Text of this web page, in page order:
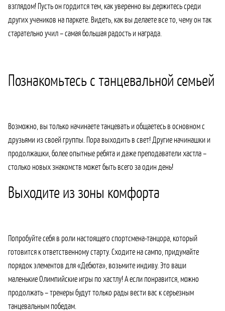
взглядом! Пусть он гордится тем, как уверенно вы держитесь среди
других учеников на паркете. Видеть, как вы делаете все то, чему он так
старательно учил – самая большая радость и награда.
Познакомьтесь с танцевальной семьей
Возможно, вы только начинаете танцевать и общаетесь в основном с
друзьями из своей группы. Пора выходить в свет! Другие начинашки и
продолжашки, более опытные ребята и даже преподаватели хастла –
столько новых знакомств может быть всего за один день!
Выходите из зоны комфорта
Попробуйте себя в роли настоящего спортсмена-танцора, который
готовится к ответственному старту. Сходите на сампо, придумайте
порядок элементов для «Дебюта», возьмите индиву. Это ваши
маленькие Олимпийские игры по хастлу! А если понравится, можно
продолжать – тренеры будут только рады вести вас к серьезным
танцевальным победам.